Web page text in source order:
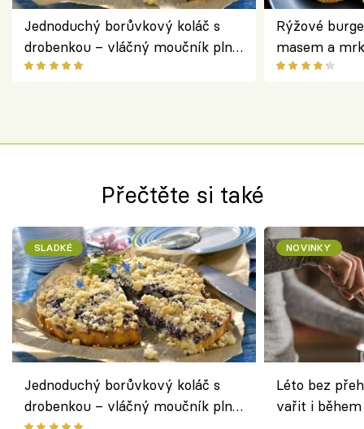
Jednoduchý borůvkový koláč s
drobenkou – vláčný moučník plný
ovoce
Rýžové
masem a
salátem –
Přečtěte si také
SLADKÉ
Jednoduchý borůvkový koláč s
drobenkou – vláčný moučník plný
NOVINKY
Léto bez
vařit i